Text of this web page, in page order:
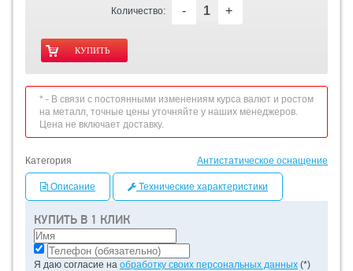
КУПИТЬ В 1 КЛИК
Я даю согласие на обработку своих персональных данных (*)
Количество: - +
* - В связи с постоянными изменениям курса валют и ростом
на металл, точные цены уточняйте у наших менеджеров.
Цена не включает доставку.
Категория Антистатическое оснащение
Описание Технические характеристики